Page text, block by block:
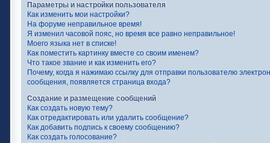
Параметры и настройки пользователя
Как изменить мои настройки?
На форуме неправильное время!
Я изменил часовой пояс, но время все равно неправильное!
Моего языка нет в списке!
Как поместить картинку вместе со своим именем?
Что такое звание и как изменить его?
Почему, когда я нажимаю ссылку для отправки пользователю
сообщения, появляется страница входа?
Создание и размещение сообщений
Как создать новую тему?
Как отредактировать или удалить сообщение?
Как добавить подпись к своему сообщению?
Как создать голосование?